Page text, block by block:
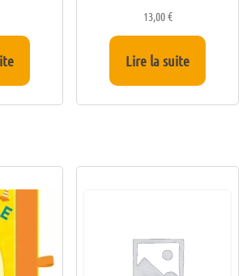
13,00€
Lire la suite